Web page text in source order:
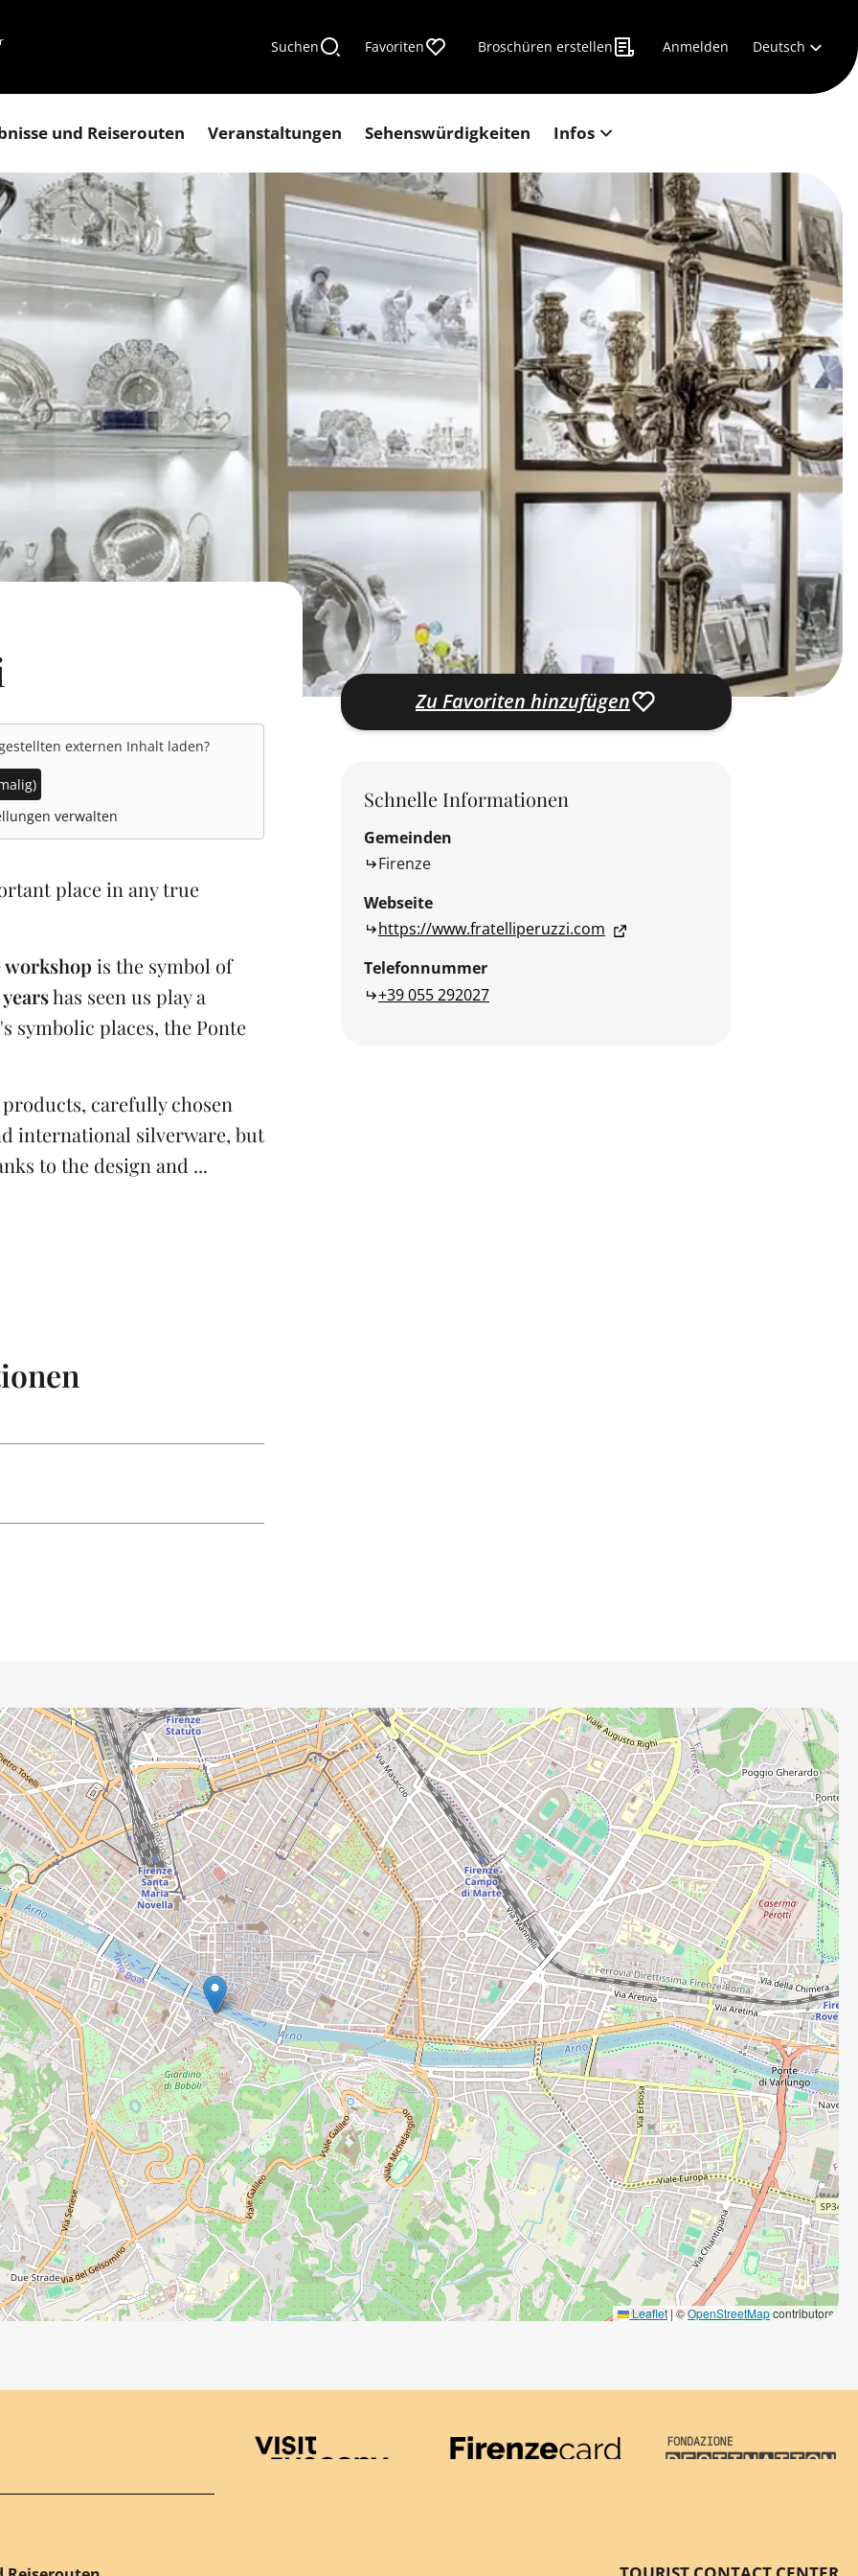
Suchen Favoriten Broschüren erstellen Anmelden Deutsch
und Reiserouten Veranstaltungen Sehenswürdigkeiten Infos
externen Inhalt laden?
verwalten
place in any true
is the symbol of
has seen us play a
symbolic places, the Ponte
carefully chosen
international silverware, but
to the design and ...
Zu Favoriten hinzufügen
Schnelle Informationen
Gemeinden
Firenze
Webseite
https://www.fratelliperuzzi.com
Telefonnummer
+39 055 292027
Leaflet|©OpenStreetMapcontributors
Visit Tuscany Firenze Card Destination